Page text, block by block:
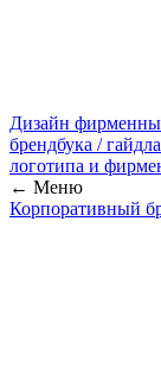
Дизайн
брендбука /
логотипа и
← Меню
Корпоративный